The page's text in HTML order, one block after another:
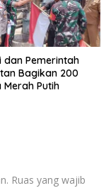
dan Pemerintah
Bagikan 200
Merah Putih
Ruas yang wajib